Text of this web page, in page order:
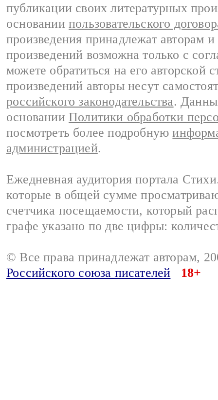
публикации своих литературных
основании пользовательского
произведения принадлежат авторам
произведений возможна только с
можете обратиться на его авторской
произведений авторы несут
российского законодательства.
основании Политики обработки
посмотреть более подробную
администрацией.
Ежедневная аудитория портала
которые в общей сумме
счетчика посещаемости, который
графе указано по две цифры:
© Все права принадлежат авторам,
Российского союза писателей
18+